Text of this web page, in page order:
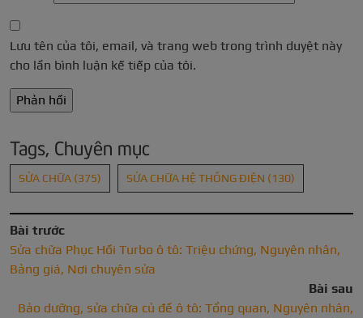
Lưu tên của tôi, email, và trang web trong trình duyệt này
cho lần bình luận kế tiếp của tôi.
Tags, Chuyên mục
SỬA CHỮA (375) SỬA CHỮA HỆ THỐNG ĐIỆN (130)
Bài trước
Sửa chữa Phục Hồi Turbo ô tô: Triệu chứng, Nguyên nhân,
Bảng giá, Nơi chuyên sửa
Bài sau
Bảo dưỡng, sửa chữa củ đề ô tô: Tổng quan, Nguyên nhân,